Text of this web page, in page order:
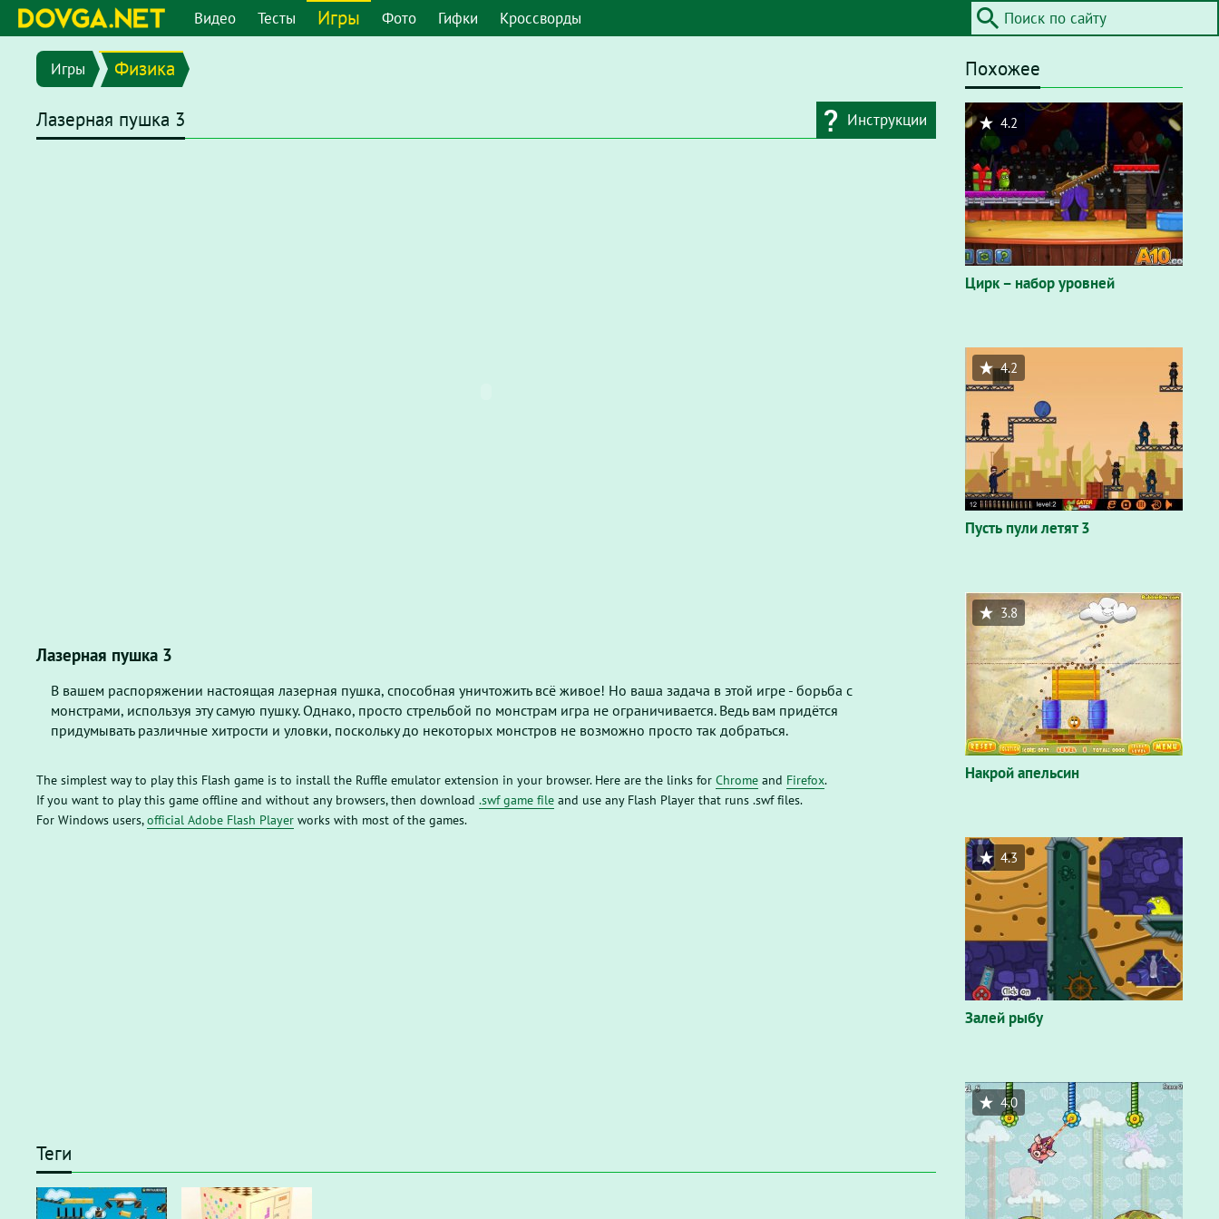
Видео Тесты Игры Фото Гифки Кроссворды
Игры Физика
Лазерная пушка 3 Инструкции
Лазерная пушка 3
В вашем распоряжении настоящая лазерная пушка, способная уничтожить всё живое! Но ваша задача в этой игре - борьба с
монстрами, используя эту самую пушку. Однако, просто стрельбой по монстрам игра не ограничивается. Ведь вам придётся
придумывать различные хитрости и уловки, поскольку до некоторых монстров не возможно просто так добраться.
The simplest way to play this Flash game is to install the Ruffle emulator extension in your browser. Here are the links for Chrome and Firefox.
If you want to play this game offline and without any browsers, then download .swf game file and use any Flash Player that runs .swf files.
For Windows users,official Adobe Flash Player works with most of the games.
Теги
Похожее
Цирк – набор уровней
4.2
Пусть пули летят 3
4.2
Накрой апельсин
3.8
Залей рыбу
4.3
4.0